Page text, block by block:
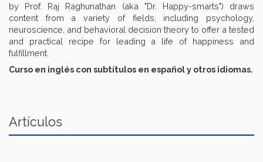
by Prof. Raj Raghunathan (aka "Dr. Happy-smarts") draws
content from a variety of fields, including psychology,
neuroscience, and behavioral decision theory to offer a tested
and practical recipe for leading a life of happiness and
fulfillment.
Curso en inglés con subtítulos en español y otros idiomas.
Artículos